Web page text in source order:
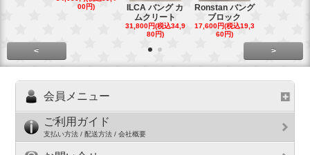
00円)
ILCA バング カ
ムクリート
31,800円(税込34,9
80円)
Ronstan バング
ブロック
17,600円(税込19,3
60円)
< >
会員メニュー
ご利用ガイド
支払い方法 / 配送方法 / 会社概要